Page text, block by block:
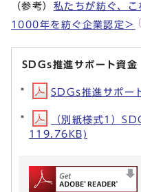
（参考） 私たちが紡ぐ、
1000年を紡ぐ企業認定＞
SDGs推進サポート資金
SDGs推進サポ
（別紙様式1）
119.76KB)